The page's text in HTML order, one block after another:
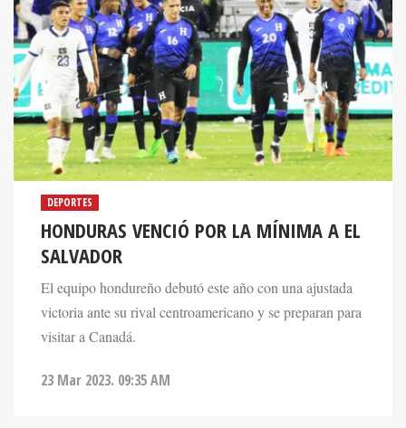
DEPORTES
HONDURAS VENCIÓ POR LA MÍNIMA A EL
SALVADOR
El equipo hondureño debutó este año con una ajustada
victoria ante su rival centroamericano y se preparan para
visitar a Canadá.
23 Mar 2023. 09:35 AM